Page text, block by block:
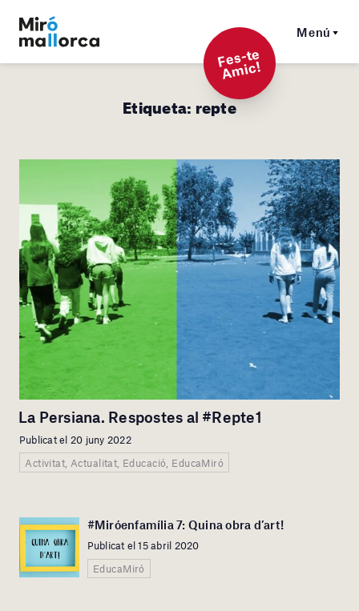
Menú
F
es-t
e
A
mi
c!
Etiqueta: repte
La Persiana. Respostes al #Repte1
Publicat el 20 juny 2022
Activitat, Actualitat, Educació, EducaMiró
#Miróenfamília 7: Quina obra d’art!
Publicat el 15 abril 2020
EducaMiró